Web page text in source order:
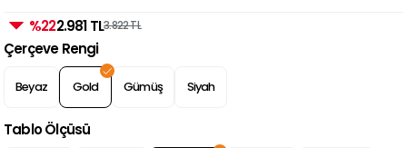
%222.981 TL3.822 TL
Çerçeve Rengi
Beyaz Gold Gümüş Siyah
Tablo Ölçüsü